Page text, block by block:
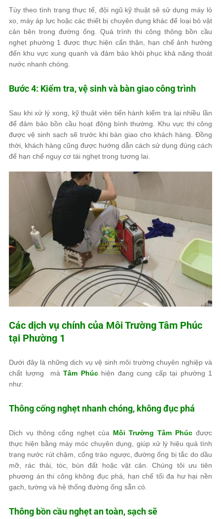
Tùy theo tình trạng thực tế, đội ngũ kỹ thuật sẽ sử dụng máy lò
xo, máy áp lực hoặc các thiết bị chuyên dụng khác để loại bỏ vật
cản bên trong đường ống. Quá trình thi công thông bồn cầu
nghẹt phường 1 được thực hiện cẩn thận, hạn chế ảnh hưởng
đến khu vực xung quanh và đảm bảo khôi phục khả năng thoát
nước nhanh chóng.
Bước 4: Kiểm tra, vệ sinh và bàn giao công trình
Sau khi xử lý xong, kỹ thuật viên tiến hành kiểm tra lại nhiều lần
để đảm bảo bồn cầu hoạt động bình thường. Khu vực thi công
được vệ sinh sạch sẽ trước khi bàn giao cho khách hàng. Đồng
thời, khách hàng cũng được hướng dẫn cách sử dụng đúng cách
để hạn chế nguy cơ tái nghẹt trong tương lai.
Các dịch vụ chính của Môi Trường Tâm Phúc
tại Phường 1
Dưới đây là những dịch vụ vệ sinh môi trường chuyên nghiệp và
chất lượng mà Tâm Phúchiện đang cung cấp tại phường 1
như:
Thông cống nghẹt nhanh chóng, không đục phá
Dịch vụ thông cống nghẹt của Môi Trường Tâm Phúc được
thực hiện bằng máy móc chuyên dụng, giúp xử lý hiệu quả tình
trạng nước rút chậm, cống trào ngược, đường ống bị tắc do dầu
mỡ, rác thải, tóc, bùn đất hoặc vật cản. Chúng tôi ưu tiên
phương án thi công không đục phá, hạn chế tối đa hư hại nền
gạch, tường và hệ thống đường ống sẵn có.
Thông bồn cầu nghẹt an toàn, sạch sẽ